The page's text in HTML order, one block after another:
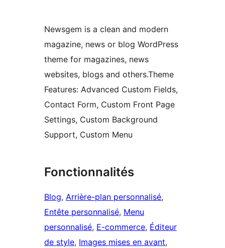
Newsgem is a clean and modern
magazine, news or blog WordPress
theme for magazines, news
websites, blogs and others.Theme
Features: Advanced Custom Fields,
Contact Form, Custom Front Page
Settings, Custom Background
Support, Custom Menu
Fonctionnalités
Blog, Arrière-plan personnalisé
Entête personnalisé, Menu
personnalisé, E-commerce, Éditeur
de style, Images mises en avant